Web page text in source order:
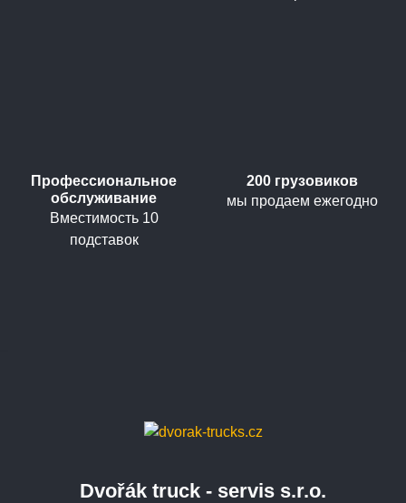
Профессиональное
обслуживание
Вместимость 10
подставок
200 грузовиков
мы продаем ежегодно
Dvořák truck - servis s.r.o.